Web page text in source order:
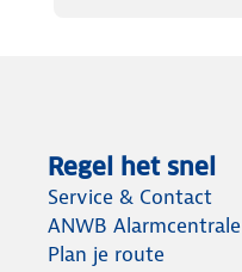
Regel het snel
Service & Contact
ANWB Alarmcentrale
Plan je route